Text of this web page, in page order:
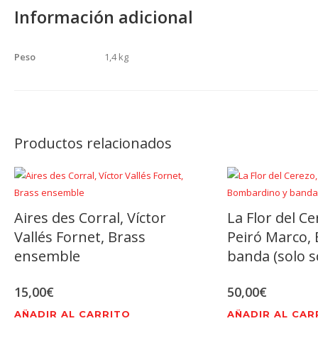
Información adicional
Peso 1,4 kg
Productos relacionados
Aires des Corral, Víctor
Vallés Fornet, Brass
ensemble
15,00€
AÑADIR AL CARRITO
La Flor del
Peiró
banda (solo
50,00€
AÑADIR AL